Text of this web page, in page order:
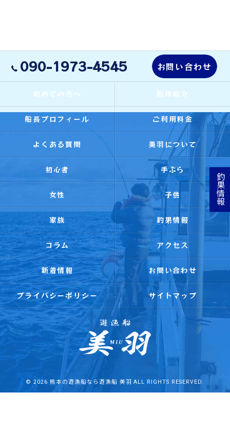
釣果情報
090-1973-4545 お問い合わせ
初めての方へ 船体紹介
船長プロフィール ご利用料金
よくある質問 美羽について
初心者 手ぶら
女性 子供
家族 釣果情報
コラム アクセス
新着情報 お問い合わせ
プライバシーポリシー サイトマップ
© 2026 熊本の遊漁船なら遊漁船 美羽 ALL RIGHTS RESERVED.